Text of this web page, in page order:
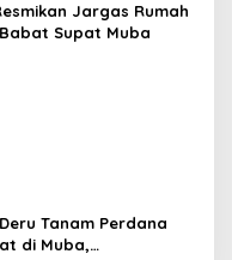
Jargas Rumah
Supat Muba
Tanam Perdana
di Muba,